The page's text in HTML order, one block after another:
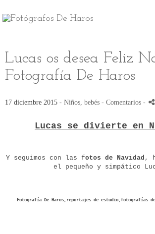
Lucas os desea Feliz
Fotografía De Haros
17 diciembre 2015 - Niños, bebés - Comentarios -
Lucas se divierte en
Y seguimos con las fotos de Navidad ,
el pequeño y simpático
Fotografía De Haros,reportajes de estudio,fotografías